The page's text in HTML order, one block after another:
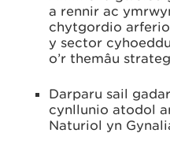
a rennir ac
chytgordio
y sector
o’r themâu
Darparu sail
cynllunio atodol
Naturiol yn